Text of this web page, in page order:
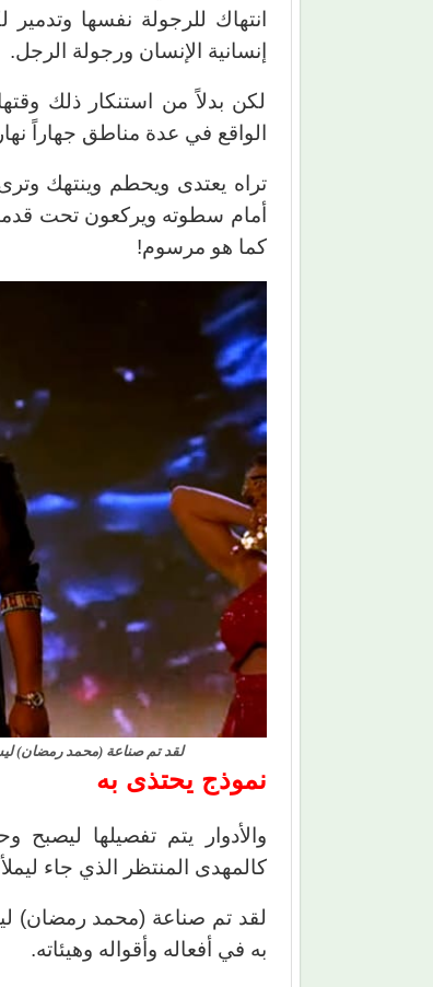
انتهاك للرجولة نفسها وتدمير
إنسانية الإنسان ورجولة الرجل.
لكن بدلاً من استنكار ذلك
الواقع في عدة مناطق جهاراً
تراه يعتدى ويحطم وينتهك
أمام سطوته ويركعون تحت
كما هو مرسوم!
لقد تم صناعة (محمد رمضان)
نموذج يحتذى به
والأدوار يتم تفصيلها
كالمهدى المنتظر الذي جاء
لقد تم صناعة (محمد رمضان)
به في أفعاله وأقواله وهيئاته.